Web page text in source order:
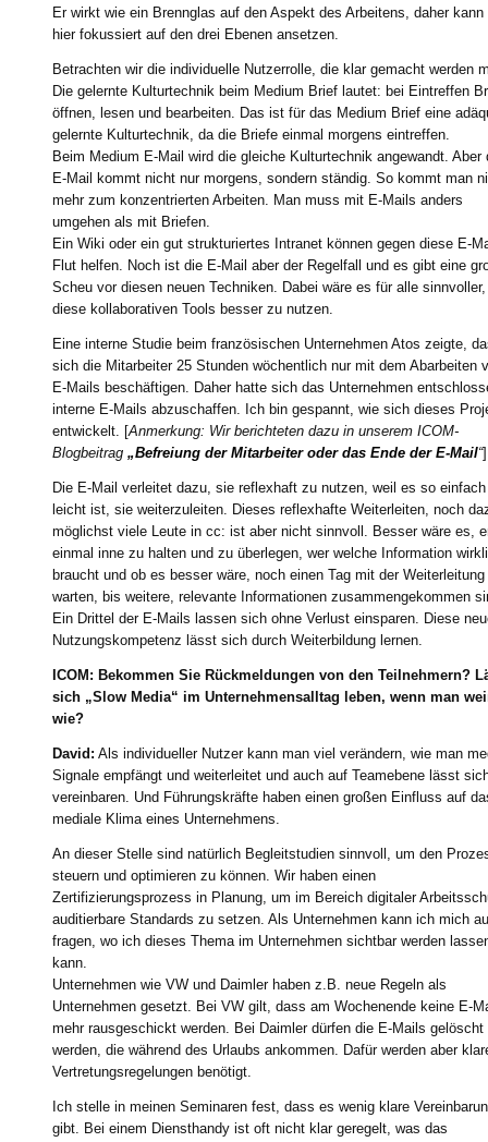
Er wirkt wie ein Brennglas auf den Aspekt des Arbeitens, daher kann
hier fokussiert auf den drei Ebenen ansetzen.
Betrachten wir die individuelle Nutzerrolle, die klar gemacht werden
Die gelernte Kulturtechnik beim Medium Brief lautet: bei Eintreffen
öffnen, lesen und bearbeiten. Das ist für das Medium Brief eine
gelernte Kulturtechnik, da die Briefe einmal morgens eintreffen.
Beim Medium E-Mail wird die gleiche Kulturtechnik angewandt. Aber
E-Mail kommt nicht nur morgens, sondern ständig. So kommt man
mehr zum konzentrierten Arbeiten. Man muss mit E-Mails anders
umgehen als mit Briefen.
Ein Wiki oder ein gut strukturiertes Intranet können gegen diese E-
Flut helfen. Noch ist die E-Mail aber der Regelfall und es gibt eine
Scheu vor diesen neuen Techniken. Dabei wäre es für alle sinnvoller,
diese kollaborativen Tools besser zu nutzen.
Eine interne Studie beim französischen Unternehmen Atos zeigte,
sich die Mitarbeiter 25 Stunden wöchentlich nur mit dem Abarbeiten
E-Mails beschäftigen. Daher hatte sich das Unternehmen
interne E-Mails abzuschaffen. Ich bin gespannt, wie sich dieses
entwickelt. [Anmerkung: Wir berichteten dazu in unserem ICOM-
Blogbeitrag „Befreiung der Mitarbeiter oder das Ende der E-Mail“]
Die E-Mail verleitet dazu, sie reflexhaft zu nutzen, weil es so
leicht ist, sie weiterzuleiten. Dieses reflexhafte Weiterleiten, noch
möglichst viele Leute in cc: ist aber nicht sinnvoll. Besser wäre es,
einmal inne zu halten und zu überlegen, wer welche Information
braucht und ob es besser wäre, noch einen Tag mit der
warten, bis weitere, relevante Informationen zusammengekommen
Ein Drittel der E-Mails lassen sich ohne Verlust einsparen. Diese
Nutzungskompetenz lässt sich durch Weiterbildung lernen.
ICOM: Bekommen Sie Rückmeldungen von den Teilnehmern?
sich „Slow Media“ im Unternehmensalltag leben, wenn man
wie?
David: Als individueller Nutzer kann man viel verändern, wie man
Signale empfängt und weiterleitet und auch auf Teamebene lässt
vereinbaren. Und Führungskräfte haben einen großen Einfluss auf
mediale Klima eines Unternehmens.
An dieser Stelle sind natürlich Begleitstudien sinnvoll, um den
steuern und optimieren zu können. Wir haben einen
Zertifizierungsprozess in Planung, um im Bereich digitaler
auditierbare Standards zu setzen. Als Unternehmen kann ich mich
fragen, wo ich dieses Thema im Unternehmen sichtbar werden
kann.
Unternehmen wie VW und Daimler haben z.B. neue Regeln als
Unternehmen gesetzt. Bei VW gilt, dass am Wochenende keine E-
mehr rausgeschickt werden. Bei Daimler dürfen die E-Mails gelöscht
werden, die während des Urlaubs ankommen. Dafür werden aber
Vertretungsregelungen benötigt.
Ich stelle in meinen Seminaren fest, dass es wenig klare
gibt. Bei einem Diensthandy ist oft nicht klar geregelt, was das